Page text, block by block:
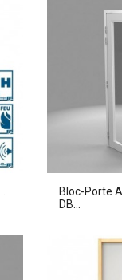
Bloc-Porte
DB...